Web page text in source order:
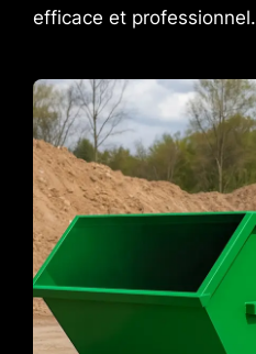
efficace et professionnel.